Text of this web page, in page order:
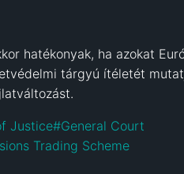
hatékonyak, ha azokat
tárgyú ítéletét
Justice#General Court
Trading Scheme